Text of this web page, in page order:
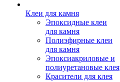
Клеи для камня
Эпоксидные клеи
для камня
Полиэфирные клеи
для камня
Эпоксиакриловые и
полиуретановые клея
Красители для клея